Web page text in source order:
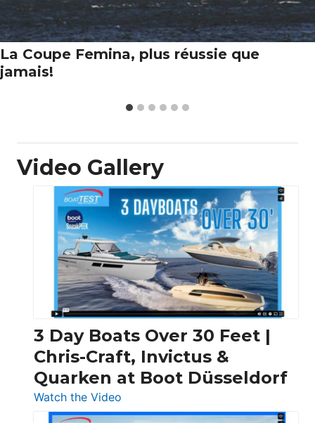
La Coupe Femina, plus réussie que
jamais!
Video Gallery
3 Day Boats Over 30 Feet |
Chris-Craft, Invictus &
Quarken at Boot Düsseldorf
Watch the Video
3